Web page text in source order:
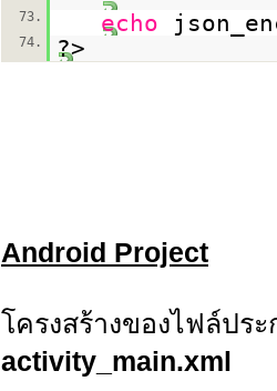
73.
echo
74. ?>
Android Project
โครงสร้างของไฟล์ปร
activity_main.xml